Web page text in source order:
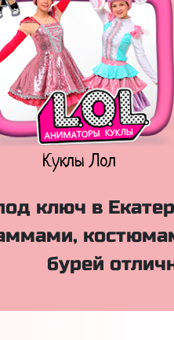
Куклы Лол
ключ в
бурей